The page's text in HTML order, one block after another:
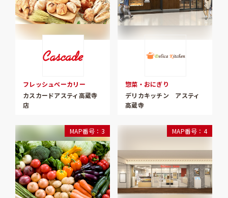
フレッシュベーカリー
カスカードアスティ高蔵寺
店
惣菜・おにぎり
デリカキッチン アスティ
高蔵寺
MAP番号：3 MAP番号：4